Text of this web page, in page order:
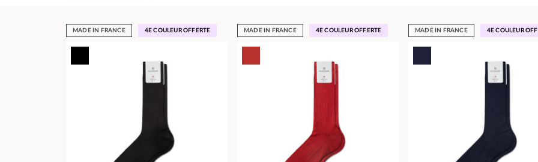
MADE IN FRANCE 4E COULEUR OFFERTE MADE IN FRANCE 4E COULEUR OFFERTE MADE IN FRANCE 4E COULEUR